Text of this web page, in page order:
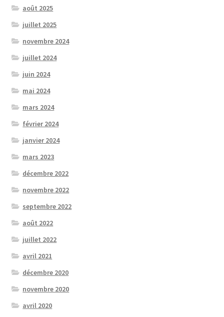
août 2025
juillet 2025
novembre 2024
juillet 2024
juin 2024
mai 2024
mars 2024
février 2024
janvier 2024
mars 2023
décembre 2022
novembre 2022
septembre 2022
août 2022
juillet 2022
avril 2021
décembre 2020
novembre 2020
avril 2020